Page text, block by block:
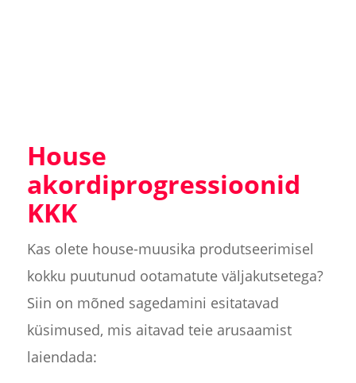
House
akordiprogressioonid
KKK
Kas olete house-muusika produtseerimisel
kokku puutunud ootamatute väljakutsetega?
Siin on mõned sagedamini esitatavad
küsimused, mis aitavad teie arusaamist
laiendada: